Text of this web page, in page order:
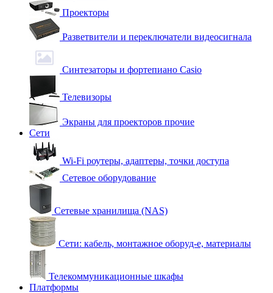
Проекторы
Разветвители и переключатели видеосигнала
Синтезаторы и фортепиано Casio
Телевизоры
Экраны для проекторов прочие
Сети
Wi-Fi роутеры, адаптеры, точки доступа
Сетевое оборудование
Сетевые хранилища (NAS)
Сети: кабель, монтажное оборуд-е, материалы
Телекоммуникационные шкафы
Платформы